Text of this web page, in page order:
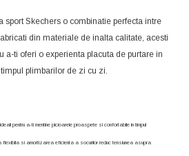
sport Skechers o combinatie perfecta intre
din materiale de inalta calitate, acesti
a-ti oferi o experienta placuta de purtare in
plimbarilor de zi cu zi.
pentru a-ti mentine picioarele proaspete si confortabile in timpul
flexibila si amortizarea eficienta a socurilor reduc tensiunea asupra